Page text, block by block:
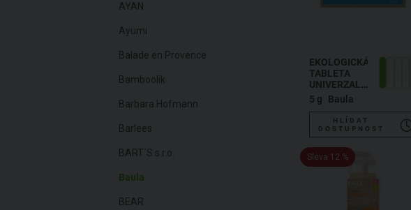
AYAN
Ayumi
Balade en Provence
Bamboolik
Barbara Hofmann
Barlees
BART´S s.r.o.
Baula
BEAR
EKOLOGICKÁ
TABLETA
UNIVERZAL
+ SKLO
5 g Baula
HLÍDAT
DOSTUPNOST
Sleva 12 %